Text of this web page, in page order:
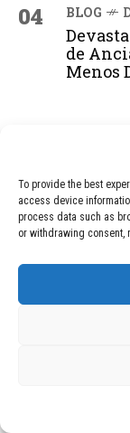
To provide the best
access device
process data such as
or withdrawing consent,
04 BLOG
de
Menos